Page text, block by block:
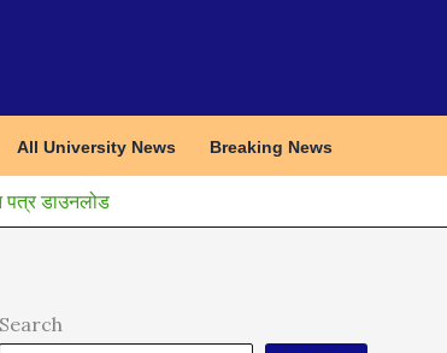
All University News Breaking News
डाउनलोड
Search